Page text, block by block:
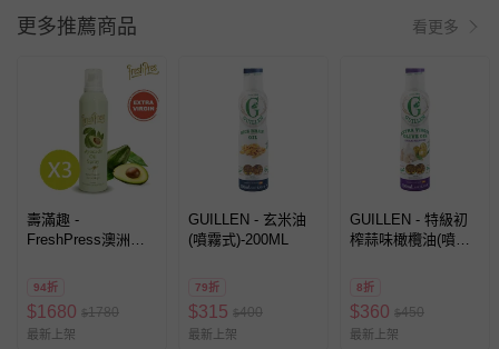
更多推薦商品 看更多
壽滿趣 -
FreshPress澳洲頂
霧/噴油瓶-200mlx3
94折
$1680 $1780
最新上架
GUILLEN - 玄米油
(噴霧式)-200ML
79折
$315 $400
最新上架
GUILLEN - 特級初
榨蒜味橄欖油(噴霧
8折
$360 $450
最新上架